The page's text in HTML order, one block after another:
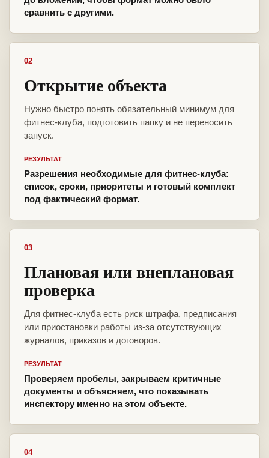
сравнить с другими.
02
Открытие объекта
Нужно быстро понять обязательный минимум для
фитнес-клуба, подготовить папку и не переносить
запуск.
РЕЗУЛЬТАТ
Разрешения необходимые для фитнес-клуба:
список, сроки, приоритеты и готовый комплект
под фактический формат.
03
Плановая или внеплановая
проверка
Для фитнес-клуба есть риск штрафа, предписания
или приостановки работы из-за отсутствующих
журналов, приказов и договоров.
РЕЗУЛЬТАТ
Проверяем пробелы, закрываем критичные
документы и объясняем, что показывать
инспектору именно на этом объекте.
04